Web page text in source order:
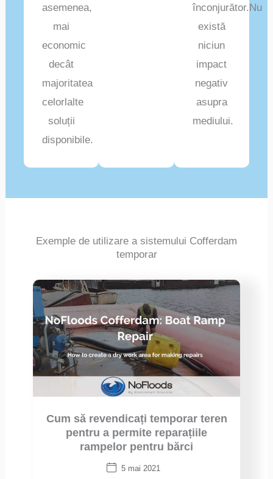
asemenea,
mai
economic
decât
majoritatea
celorlalte
soluții
disponibile.
înconjurător.Nu
există
niciun
impact
negativ
asupra
mediului.
Exemple de utilizare a sistemului Cofferdam
temporar
Cum să revendicați temporar teren
pentru a permite reparațiile
rampelor pentru bărci
5 mai 2021